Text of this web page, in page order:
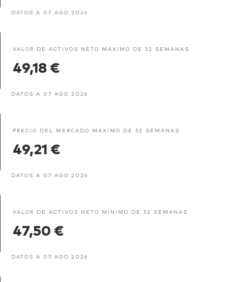
DATOS A 07 AGO 2026
VALOR DE ACTIVOS NETO MÁXIMO DE 52 SEMANAS
49,18 €
DATOS A 07 AGO 2026
PRECIO DEL MERCADO MÁXIMO DE 52 SEMANAS
49,21 €
DATOS A 07 AGO 2026
VALOR DE ACTIVOS NETO MÍNIMO DE 52 SEMANAS
47,50 €
DATOS A 07 AGO 2026